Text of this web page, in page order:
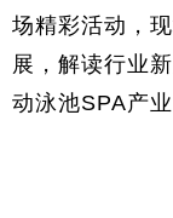
场精彩活动，
展，解读行业
动泳池SPA产